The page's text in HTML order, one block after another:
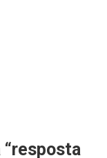
“resposta